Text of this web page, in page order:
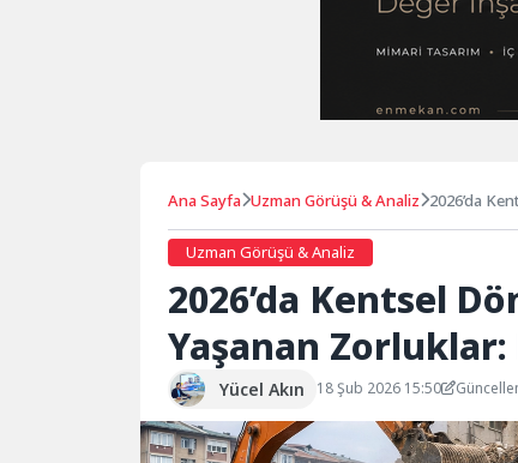
Ana Sayfa Uzman Görüşü & Analiz 2026’da
Uzman Görüşü & Analiz
2026’da Kentsel
Yaşanan
Yücel Akın 18 Şub 2026 15:50